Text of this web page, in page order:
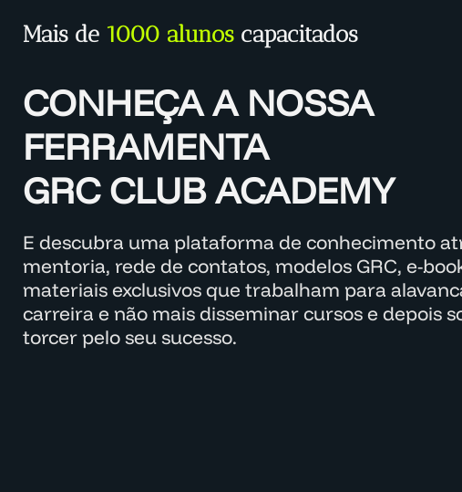
Mais de 1000 alunos capacitados
CONHEÇA A NOSSA
FERRAMENTA
GRC CLUB ACADEMY
E descubra uma plataforma de conhecimento
mentoria, rede de contatos, modelos GRC, e-
materiais exclusivos que trabalham para
carreira e não mais disseminar cursos e depois
torcer pelo seu sucesso.